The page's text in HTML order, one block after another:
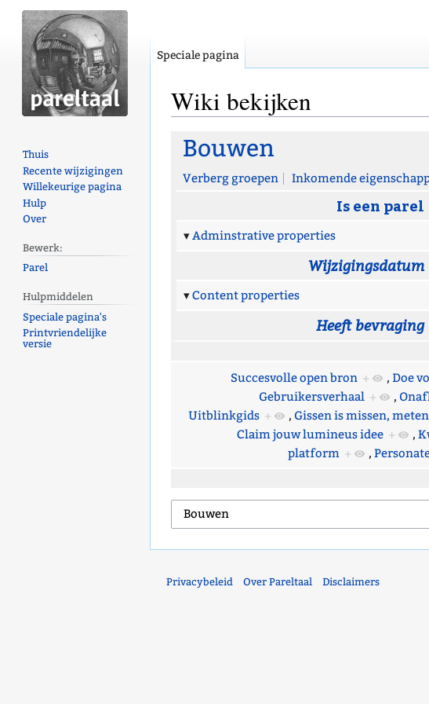
Wiki bekijken
Naar
navigatie
springen
Naar
zoeken
springen
Bouwen
Verberg groepen Inkomende
Is een parel
Adminstrative properties
Wijzigingsdatum
Content properties
Heeft bevraging
Succesvolle open bron + , Doe
Gebruikersverhaal + ,
Uitblinkgids + , Gissen is missen,
Claim jouw lumineus idee + ,
platform + ,
Speciale pagina
Thuis
Recente wijzigingen
Willekeurige pagina
Hulp
Over
Bewerk:
Parel
Hulpmiddelen
Speciale pagina's
Printvriendelijke
versie
Privacybeleid Over Pareltaal Disclaimers